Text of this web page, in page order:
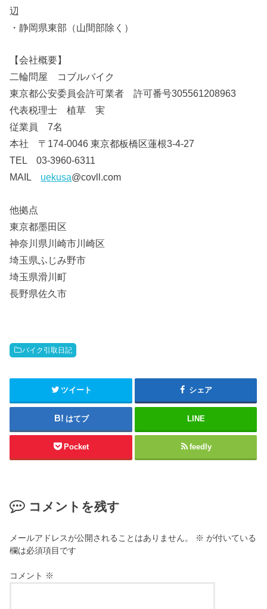
辺
・静岡県東部（山間部除く）
【会社概要】
二輪問屋 コブルバイク
東京都公安委員会許可業者 許可番号305561208963
代表税理士 植草 実
従業員 7名
本社 〒174-0046 東京都板橋区蓮根3-4-27
TEL 03-3960-6311
MAIL uekusa@covll.com
他拠点
東京都墨田区
神奈川県川崎市川崎区
埼玉県ふじみ野市
埼玉県滑川町
長野県佐久市
バイク引取日記
ツイート シェア
はてブ LINE
Pocket feedly
コメントを残す
メールアドレスが公開されることはありません。 ※ が付いている
欄は必須項目です
コメント ※